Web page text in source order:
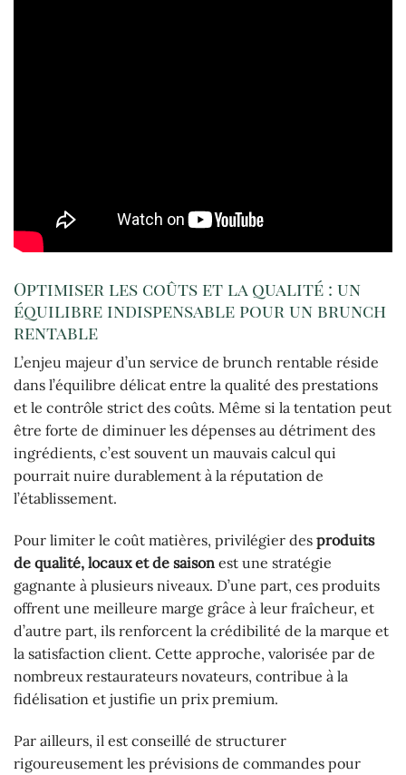
Optimiser les coûts et la qualité : un
équilibre indispensable pour un brunch
rentable
L’enjeu majeur d’un service de brunch rentable réside
dans l’équilibre délicat entre la qualité des prestations
et le contrôle strict des coûts. Même si la tentation peut
être forte de diminuer les dépenses au détriment des
ingrédients, c’est souvent un mauvais calcul qui
pourrait nuire durablement à la réputation de
l’établissement.
Pour limiter le coût matières, privilégier des produits
de qualité, locaux et de saison est une stratégie
gagnante à plusieurs niveaux. D’une part, ces produits
offrent une meilleure marge grâce à leur fraîcheur, et
d’autre part, ils renforcent la crédibilité de la marque et
la satisfaction client. Cette approche, valorisée par de
nombreux restaurateurs novateurs, contribue à la
fidélisation et justifie un prix premium.
Par ailleurs, il est conseillé de structurer
rigoureusement les prévisions de commandes pour